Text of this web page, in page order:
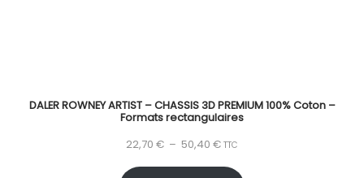
DALER ROWNEY ARTIST – CHASSIS 3D PREMIUM 100% Coton –
Formats rectangulaires
22,70 € – 50,40 € TTC